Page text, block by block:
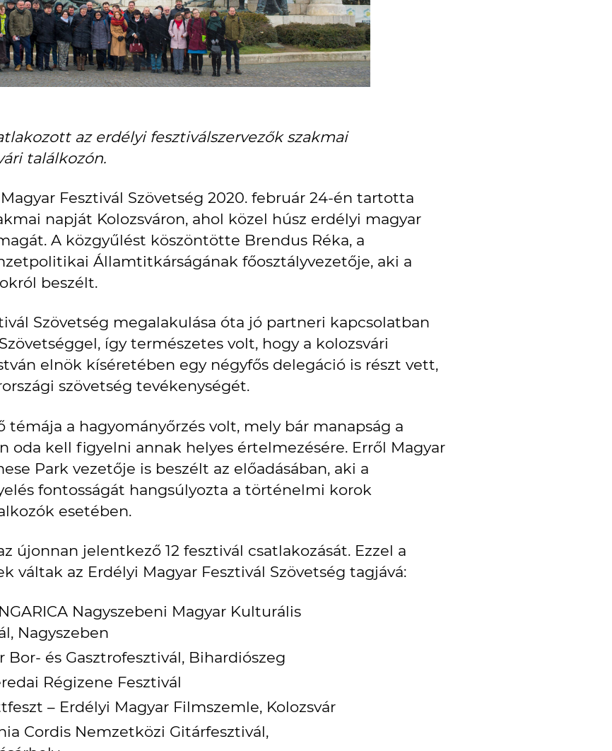
az erdélyi fesztiválszervezők szakmai
találkozón.
Fesztivál Szövetség 2020. február 24-én tartotta
napját Kolozsváron, ahol közel húsz erdélyi magyar
A közgyűlést köszöntötte Brendus Réka, a
Államtitkárságának főosztályvezetője, aki a
beszélt.
Szövetség megalakulása óta jó partneri kapcsolatban
így természetes volt, hogy a kolozsvári
elnök kíséretében egy négyfős delegáció is részt vett,
szövetség tevékenységét.
témája a hagyományőrzés volt, mely bár manapság a
oda kell figyelni annak helyes értelmezésére. Erről Magyar
Park vezetője is beszélt az előadásában, aki a
fontosságát hangsúlyozta a történelmi korok
esetében.
újonnan jelentkező 12 fesztivál csatlakozását. Ezzel a
váltak az Erdélyi Magyar Fesztivál Szövetség tagjává:
Nagyszebeni Magyar Kulturális
Nagyszeben
Bor- és Gasztrofesztivál, Bihardiószeg
Régizene Fesztivál
– Erdélyi Magyar Filmszemle, Kolozsvár
Cordis Nemzetközi Gitárfesztivál,